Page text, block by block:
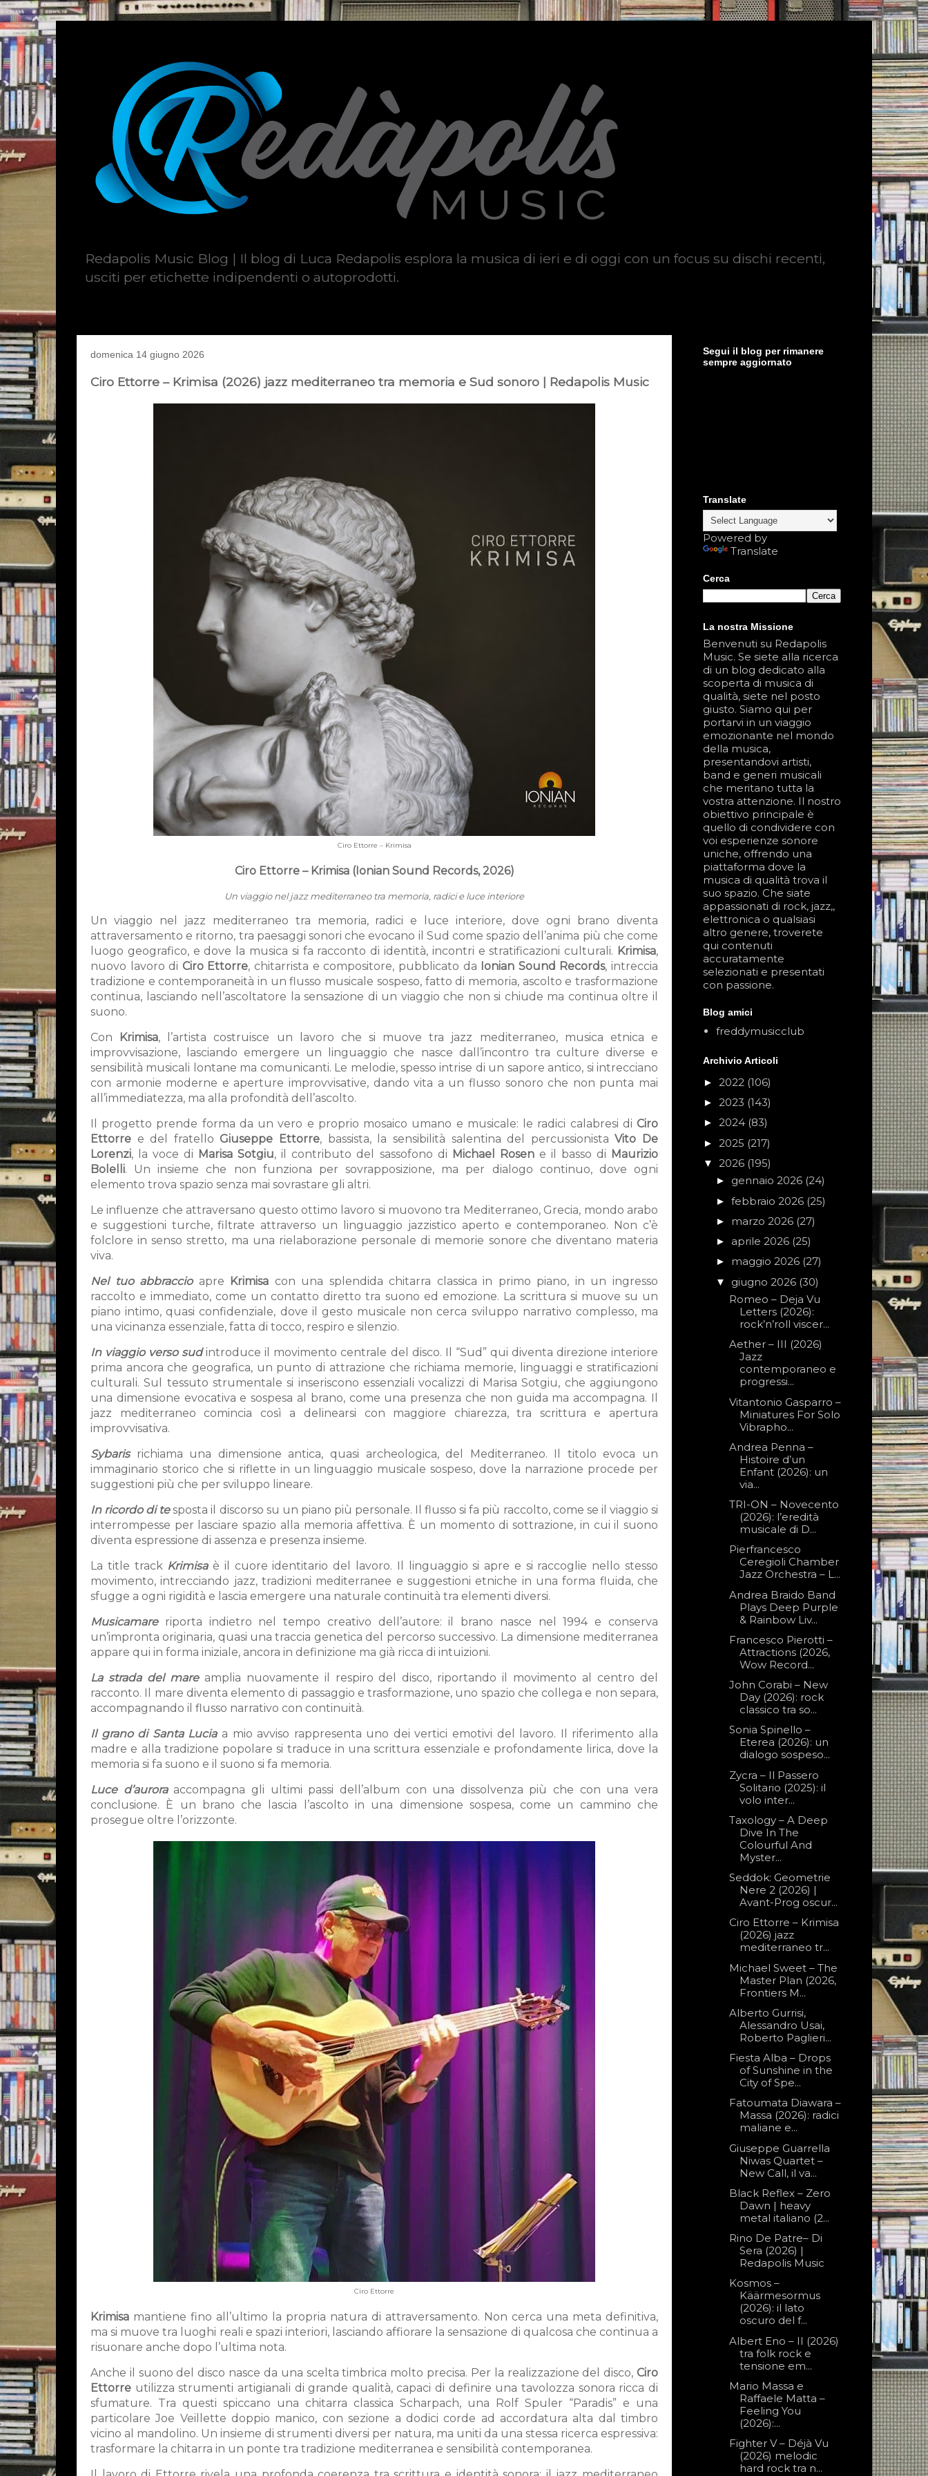
Redapolis Music Blog | Il blog di Luca Redapolis esplora la musica di ieri e di oggi con un focus su dischi recenti,
usciti per etichette indipendenti o autoprodotti.
domenica 14 giugno 2026
Ciro Ettorre – Krimisa (2026) jazz mediterraneo tra memoria e Sud sonoro | Redapolis Music
Ciro Ettorre – Krimisa
Ciro Ettorre – Krimisa (Ionian Sound Records, 2026)
Un viaggio nel jazz mediterraneo tra memoria, radici e luce interiore
Un viaggio nel jazz mediterraneo tra memoria, radici e luce interiore, dove ogni brano diventa
attraversamento e ritorno, tra paesaggi sonori che evocano il Sud come spazio dell’anima più che come
luogo geografico, e dove la musica si fa racconto di identità, incontri e stratificazioni culturali. Krimisa,
nuovo lavoro di Ciro Ettorre, chitarrista e compositore, pubblicato da Ionian Sound Records, intreccia
tradizione e contemporaneità in un flusso musicale sospeso, fatto di memoria, ascolto e trasformazione
continua, lasciando nell’ascoltatore la sensazione di un viaggio che non si chiude ma continua oltre il
suono.
Con Krimisa, l’artista costruisce un lavoro che si muove tra jazz mediterraneo, musica etnica e
improvvisazione, lasciando emergere un linguaggio che nasce dall’incontro tra culture diverse e
sensibilità musicali lontane ma comunicanti. Le melodie, spesso intrise di un sapore antico, si intrecciano
con armonie moderne e aperture improvvisative, dando vita a un flusso sonoro che non punta mai
all’immediatezza, ma alla profondità dell’ascolto.
Il progetto prende forma da un vero e proprio mosaico umano e musicale: le radici calabresi di Ciro
Ettorre e del fratello Giuseppe Ettorre, bassista, la sensibilità salentina del percussionistaVito De
Lorenzi, la voce di Marisa Sotgiu, il contributo del sassofono di Michael Rosene il basso di Maurizio
Bolelli. Un insieme che non funziona per sovrapposizione, ma per dialogo continuo, dove ogni
elemento trova spazio senza mai sovrastare gli altri.
Le influenze che attraversano questo ottimo lavoro si muovono tra Mediterraneo, Grecia, mondo arabo
e suggestioni turche, filtrate attraverso un linguaggio jazzistico aperto e contemporaneo. Non c’è
folclore in senso stretto, ma una rielaborazione personale di memorie sonore che diventano materia
viva.
Nel tuo abbraccio apre Krimisa con una splendida chitarra classica in primo piano, in un ingresso
raccolto e immediato, come un contatto diretto tra suono ed emozione. La scrittura si muove su un
piano intimo, quasi confidenziale, dove il gesto musicale non cerca sviluppo narrativo complesso, ma
una vicinanza essenziale, fatta di tocco, respiro e silenzio.
In viaggio verso sudintroduce il movimento centrale del disco. Il “Sud” qui diventa direzione interiore
prima ancora che geografica, un punto di attrazione che richiama memorie, linguaggi e stratificazioni
culturali. Sul tessuto strumentale si inseriscono essenziali vocalizzi di Marisa Sotgiu, che aggiungono
una dimensione evocativa e sospesa al brano, come una presenza che non guida ma accompagna. Il
jazz mediterraneo comincia così a delinearsi con maggiore chiarezza, tra scrittura e apertura
improvvisativa.
Sybarisrichiama una dimensione antica, quasi archeologica, del Mediterraneo. Il titolo evoca un
immaginario storico che si riflette in un linguaggio musicale sospeso, dove la narrazione procede per
suggestioni più che per sviluppo lineare.
In ricordo di tesposta il discorso su un piano più personale. Il flusso si fa più raccolto, come se il viaggio si
interrompesse per lasciare spazio alla memoria affettiva. È un momento di sottrazione, in cui il suono
diventa espressione di assenza e presenza insieme.
La title track Krimisaè il cuore identitario del lavoro. Il linguaggio si apre e si raccoglie nello stesso
movimento, intrecciando jazz, tradizioni mediterranee e suggestioni etniche in una forma fluida, che
sfugge a ogni rigidità e lascia emergere una naturale continuità tra elementi diversi.
Musicamareriporta indietro nel tempo creativo dell’autore: il brano nasce nel 1994 e conserva
un’impronta originaria, quasi una traccia genetica del percorso successivo. La dimensione mediterranea
appare qui in forma iniziale, ancora in definizione ma già ricca di intuizioni.
La strada del mareamplia nuovamente il respiro del disco, riportando il movimento al centro del
racconto. Il mare diventa elemento di passaggio e trasformazione, uno spazio che collega e non separa,
accompagnando il flusso narrativo con continuità.
Il grano di Santa Luciaa mio avviso rappresenta uno dei vertici emotivi del lavoro. Il riferimento alla
madre e alla tradizione popolare si traduce in una scrittura essenziale e profondamente lirica, dove la
memoria si fa suono e il suono si fa memoria.
Luce d’aurora accompagna gli ultimi passi dell’album con una dissolvenza più che con una vera
conclusione. È un brano che lascia l’ascolto in una dimensione sospesa, come un cammino che
prosegue oltre l’orizzonte.
Ciro Ettorre
Krimisa mantiene fino all’ultimo la propria natura di attraversamento. Non cerca una meta definitiva,
ma si muove tra luoghi reali e spazi interiori, lasciando affiorare la sensazione di qualcosa che continua a
risuonare anche dopo l’ultima nota.
Anche il suono del disco nasce da una scelta timbrica molto precisa. Per la realizzazione del disco, Ciro
Ettorre utilizza strumenti artigianali di grande qualità, capaci di definire una tavolozza sonora ricca di
sfumature. Tra questi spiccano una chitarra classica Scharpach, una Rolf Spuler “Paradis” e una
particolare Joe Veillette doppio manico, con sezione a dodici corde ad accordatura alta dal timbro
vicino al mandolino. Un insieme di strumenti diversi per natura, ma uniti da una stessa ricerca espressiva:
trasformare la chitarra in un ponte tra tradizione mediterranea e sensibilità contemporanea.
Segui il blog per rimanere
sempre aggiornato
Translate
Powered by
Translate
Cerca
La nostra Missione
Benvenuti su Redapolis
Music. Se siete alla ricerca
di un blog dedicato alla
scoperta di musica di
qualità, siete nel posto
giusto. Siamo qui per
portarvi in un viaggio
emozionante nel mondo
della musica,
presentandovi artisti,
band e generi musicali
che meritano tutta la
vostra attenzione. Il nostro
obiettivo principale è
quello di condividere con
voi esperienze sonore
uniche, offrendo una
piattaforma dove la
musica di qualità trova il
suo spazio. Che siate
appassionati di rock, jazz,,
elettronica o qualsiasi
altro genere, troverete
qui contenuti
accuratamente
selezionati e presentati
con passione.
Blog amici
freddymusicclub
Archivio Articoli
► 2022 (106)
► 2023 (143)
► 2024 (83)
► 2025 (217)
▼ 2026 (195)
► gennaio 2026 (24)
► febbraio 2026 (25)
► marzo 2026 (27)
► aprile 2026 (25)
► maggio 2026 (27)
▼ giugno 2026 (30)
Romeo – Deja Vu
Letters (2026):
rock’n’roll viscer...
Aether – III (2026)
Jazz
contemporaneo e
progressi...
Vitantonio Gasparro –
Miniatures For Solo
Vibrapho...
Andrea Penna –
Histoire d’un
Enfant (2026): un
via...
TRI-ON – Novecento
(2026): l’eredità
musicale di D...
Pierfrancesco
Ceregioli Chamber
Jazz Orchestra – L...
Andrea Braido Band
Plays Deep Purple
& Rainbow Liv...
Francesco Pierotti –
Attractions (2026,
Wow Record...
John Corabi – New
Day (2026): rock
classico tra so...
Sonia Spinello –
Eterea (2026): un
dialogo sospeso...
Zycra – Il Passero
Solitario (2025): il
volo inter...
Taxology – A Deep
Dive In The
Colourful And
Myster...
Seddok: Geometrie
Nere 2 (2026) |
Avant-Prog oscur...
Ciro Ettorre – Krimisa
(2026) jazz
mediterraneo tr...
Michael Sweet – The
Master Plan (2026,
Frontiers M...
Alberto Gurrisi,
Alessandro Usai,
Roberto Paglieri...
Fiesta Alba – Drops
of Sunshine in the
City of Spe...
Fatoumata Diawara –
Massa (2026): radici
maliane e...
Giuseppe Guarrella
Niwas Quartet –
New Call, il va...
Black Reflex – Zero
Dawn | heavy
metal italiano (2...
Rino De Patre– Di
Sera (2026) |
Redapolis Music
Kosmos –
Käärmesormus
(2026): il lato
oscuro del f...
Albert Eno – II (2026)
tra folk rock e
tensione em...
Mario Massa e
Raffaele Matta –
Feeling You
(2026):...
Fighter V – Déjà Vu
(2026) melodic
hard rock tra n...